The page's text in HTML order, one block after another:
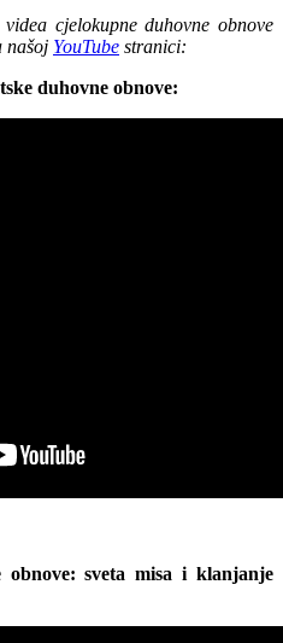
cjelokupne duhovne obnove
našoj YouTube stranici:
duhovne obnove:
sveta misa i klanjanje